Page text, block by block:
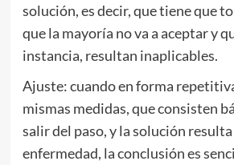
solución, es decir, que tiene que
que la mayoría no va a aceptar y
instancia, resultan inaplicables.
Ajuste: cuando en forma
mismas medidas, que consisten
salir del paso, y la solución
enfermedad, la conclusión es